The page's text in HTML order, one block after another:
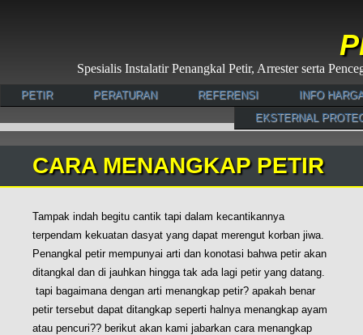
Spesialis Instalatir Penangkal Petir, Arrester serta
PETIR PERATURAN REFERENSI
INFO
EKSTERNAL
CARA MENANGKAP PETIR
Tampak indah begitu cantik tapi dalam kecantikannya
terpendam kekuatan dasyat yang dapat merengut korban jiwa.
Penangkal petir mempunyai arti dan konotasi bahwa petir akan
ditangkal dan di jauhkan hingga tak ada lagi petir yang datang.
tapi bagaimana dengan arti menangkap petir? apakah benar
petir tersebut dapat ditangkap seperti halnya menangkap ayam
atau pencuri?? berikut akan kami jabarkan cara menangkap